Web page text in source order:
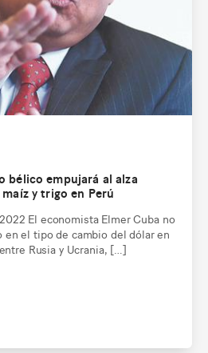
bélico empujará al alza
y trigo en Perú
El economista Elmer Cuba no
en el tipo de cambio del dólar en
Rusia y Ucrania, […]